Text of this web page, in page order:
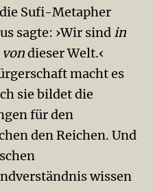
die Sufi-Metapher
sagte: ›Wir sindin
vondieser Welt.‹
macht es
sie bildet die
für den
den Reichen. Und
wissen